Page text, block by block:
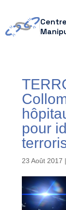
pour
23 Août 2017 |